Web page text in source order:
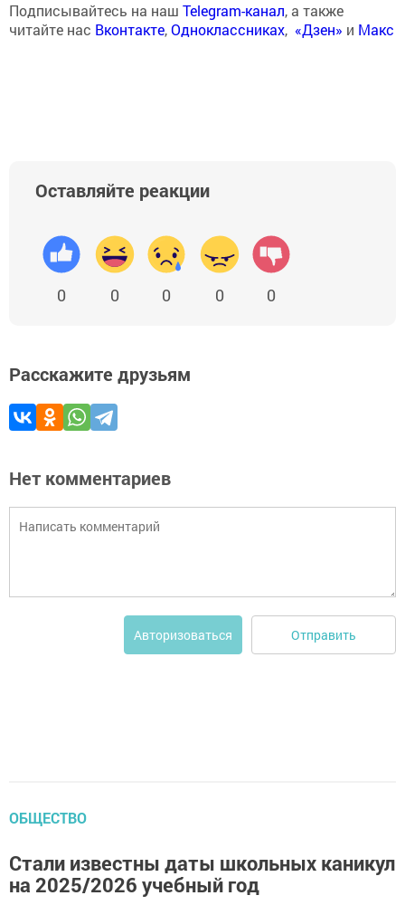
Подписывайтесь на наш Telegram-канал, а также
читайте нас Вконтакте,Одноклассниках, «Дзен» и Макс
Оставляйте реакции
0 0 0 0 0
Расскажите друзьям
Нет комментариев
Авторизоваться Отправить
ОБЩЕСТВО
Стали известны даты школьных каникул
на 2025/2026 учебный год